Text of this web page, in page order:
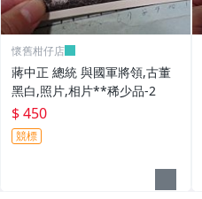
懷舊柑仔店
蔣中正 總統 與國軍將領,古董
黑白,照片,相片**稀少品-2
$ 450
競標